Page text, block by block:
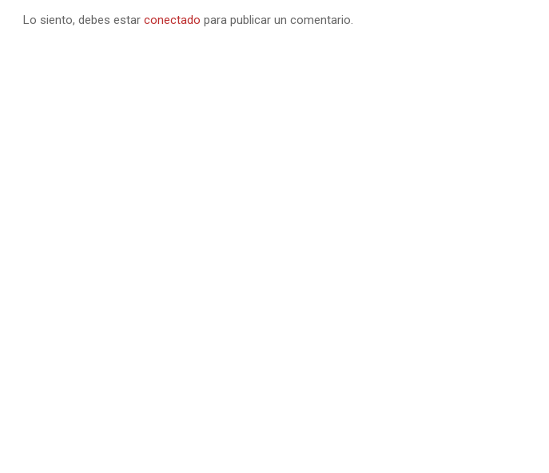
Lo siento, debes estar conectado para publicar un comentario.